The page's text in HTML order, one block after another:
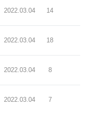
2022.03.04 14
2022.03.04 18
2022.03.04 8
2022.03.04 7